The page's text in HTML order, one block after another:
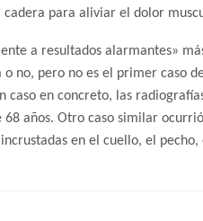
para aliviar el dolor
a resultados alarmantes»
no, pero no es el primer caso
caso en concreto, las
años. Otro caso similar
en el cuello, el pecho,